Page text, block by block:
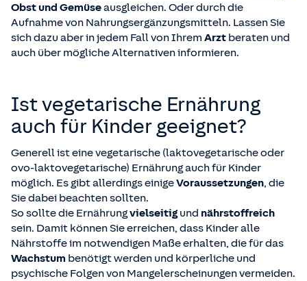
Obst und Gemüseausgleichen. Oder durch die
Aufnahme von Nahrungsergänzungsmitteln. Lassen Sie
sich dazu aber in jedem Fall von Ihrem Arzt beraten und
auch über mögliche Alternativen informieren.
Ist vegetarische Ernährung
auch für Kinder geeignet?
Generell ist eine vegetarische (laktovegetarische oder
ovo-laktovegetarische) Ernährung auch für Kinder
möglich. Es gibt allerdings einigeVoraussetzungen, die
Sie dabei beachten sollten.
So sollte die Ernährungvielseitigund nährstoffreich
sein. Damit können Sie erreichen, dass Kinder alle
Nährstoffe im notwendigen Maße erhalten, die für das
Wachstum benötigt werden und körperliche und
psychische Folgen von Mangelerscheinungen vermeiden.